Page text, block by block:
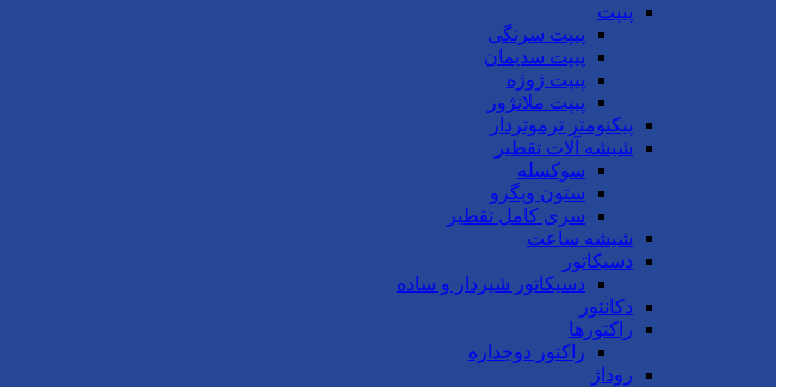
پیپت
پیپت سرنگی
پیپت سدیمان
پیپت ژوژه
پیپت ملانژور
پیکنومتر ترموتردار
شیشه آلات تقطیر
سوکسله
ستون ویگرو
سری کامل تقطیر
شیشه ساعت
دسیکاتور
دسیکاتور شیردار و ساده
دکانتور
راکتورها
راکتور دوجداره
روداژ